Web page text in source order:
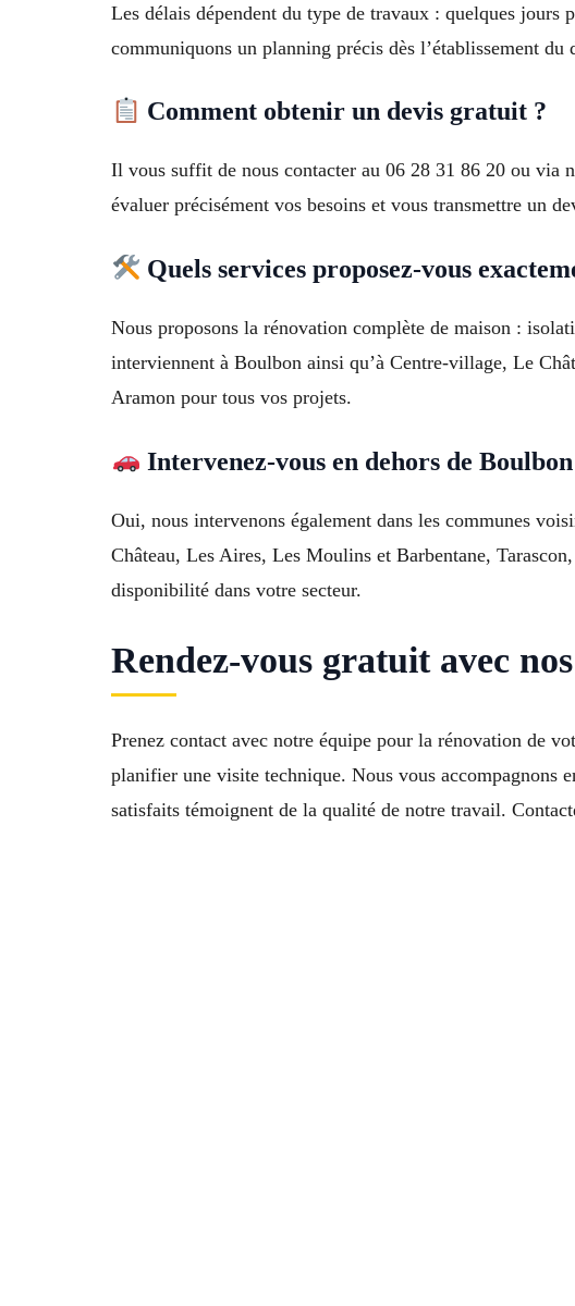
Les délais dépendent du type de travaux : quelques
communiquons un planning précis dès l’établissement
Comment obtenir un devis gratuit ?
Il vous suffit de nous contacter au 06 28 31 86 20 ou via
évaluer précisément vos besoins et vous transmettre un
Quels services proposez-vous
Nous proposons la rénovation complète de maison :
interviennent à Boulbon ainsi qu’à Centre-village, Le
Aramon pour tous vos projets.
Intervenez-vous en dehors de
Oui, nous intervenons également dans les communes
Château, Les Aires, Les Moulins et Barbentane,
disponibilité dans votre secteur.
Rendez-vous gratuit avec
Prenez contact avec notre équipe pour la rénovation de
planifier une visite technique. Nous vous accompagnons
satisfaits témoignent de la qualité de notre travail.